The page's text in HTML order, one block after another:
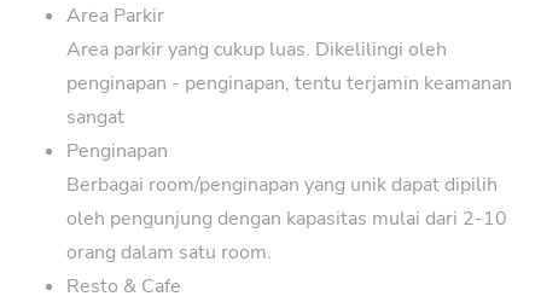
Area Parkir
Area parkir yang cukup luas. Dikelilingi oleh
penginapan - penginapan, tentu terjamin keamanan
sangat
Penginapan
Berbagai room/penginapan yang unik dapat dipilih
oleh pengunjung dengan kapasitas mulai dari 2-10
orang dalam satu room.
Resto & Cafe